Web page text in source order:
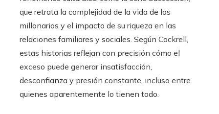
que retrata la complejidad de la vida de los
millonarios y el impacto de su riqueza en las
relaciones familiares y sociales. Según Cockrell,
estas historias reflejan con precisión cómo el
exceso puede generar insatisfacción,
desconfianza y presión constante, incluso entre
quienes aparentemente lo tienen todo.